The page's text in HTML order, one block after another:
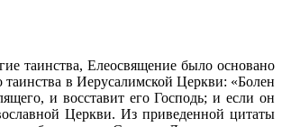
таинства, Елеосвящение было основано
в Иерусалимской Церкви: «Болен
и восставит его Господь; и если он
Церкви. Из приведенной цитаты